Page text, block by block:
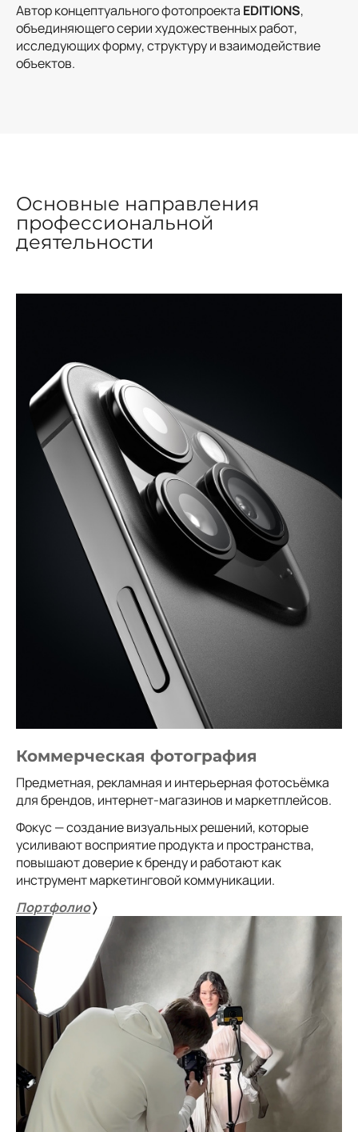
Автор концептуального фотопроекта EDITIONS,
объединяющего серии художественных работ,
исследующих форму, структуру и взаимодействие
объектов.
Основные направления
профессиональной
деятельности
Коммерческая фотография
Предметная, рекламная и интерьерная фотосъёмка
для брендов, интернет-магазинов и маркетплейсов.
Фокус — создание визуальных решений, которые
усиливают восприятие продукта и пространства,
повышают доверие к бренду и работают как
инструмент маркетинговой коммуникации.
Портфолио〉